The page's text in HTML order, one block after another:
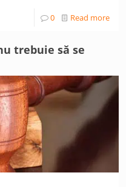
0 Read more
trebuie să se